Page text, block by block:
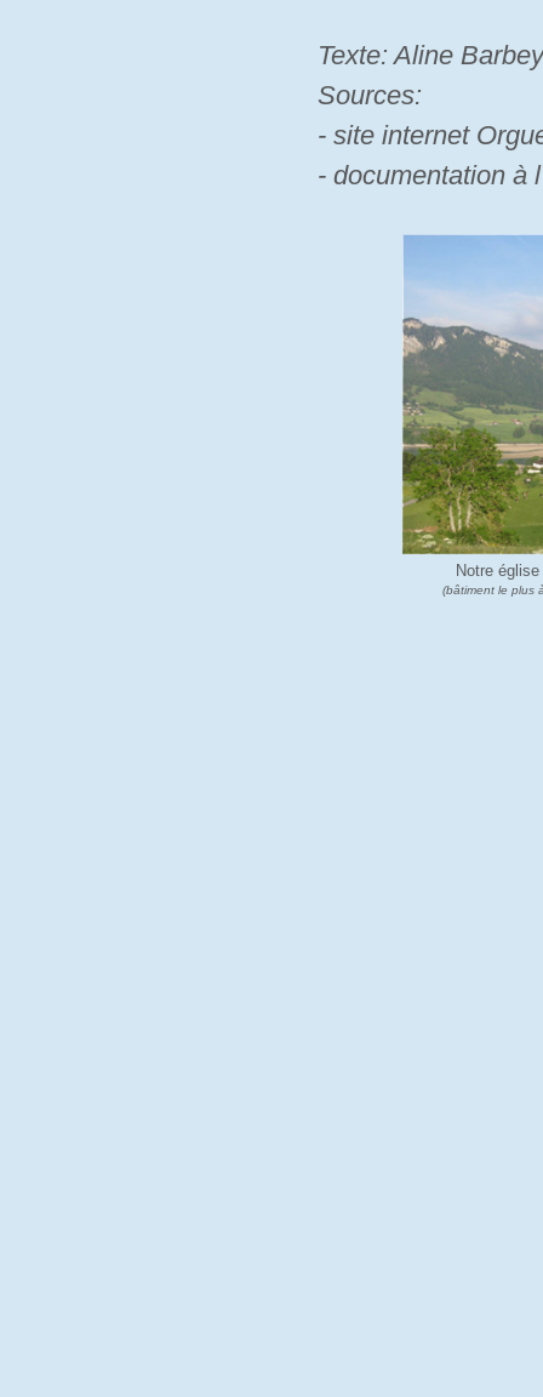
Texte: Aline Barbey
Sources:
- site internet
- documentation à
Notre
(bâtiment le plus